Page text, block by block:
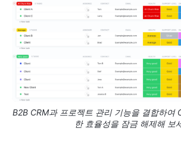
B2B CRM과 프로젝트 관리 기능을 결합하여
한 효율성을 잠금 해제해 보